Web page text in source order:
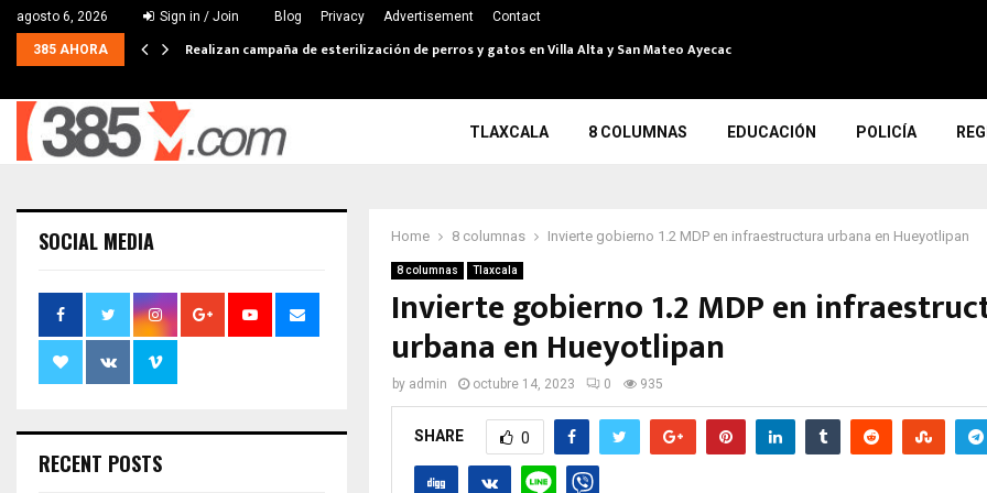
agosto 6, 2026 Sign in / Join Blog Privacy Advertisement Contact
385 AHORA Realizan campaña de esterilización de perros y gatos en Villa Alta y San Mateo Ayecac
TLAXCALA 8 COLUMNAS EDUCACIÓN POLICÍA
Home 8 columnas Invierte gobierno 1.2 MDP en infraestructura urbana en Hueyotlipan
8 columnas Tlaxcala
Invierte gobierno 1.2 MDP en
urbana en Hueyotlipan
by admin octubre 14, 2023 0 935
SHARE 0
SOCIAL MEDIA
RECENT POSTS